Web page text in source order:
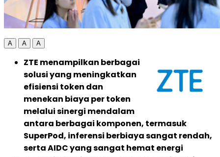
A A A
ZTE menampilkan berbagai
solusi yang meningkatkan
efisiensi token dan
menekan biaya per token
melalui sinergi mendalam
antara berbagai komponen, termasuk
SuperPod, inferensi berbiaya sangat rendah,
serta AIDC yang sangat hemat energi